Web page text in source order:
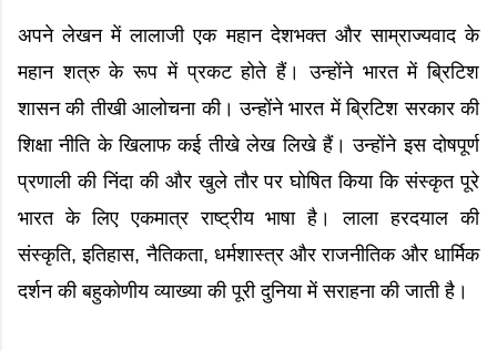
अपने लेखन में लालाजी एक महान देशभक्त और साम्राज्यवाद के
महान शत्रु के रूप में प्रकट होते हैं। उन्होंने भारत में ब्रिटिश
शासन की तीखी आलोचना की। उन्होंने भारत में ब्रिटिश सरकार की
शिक्षा नीति के खिलाफ कई तीखे लेख लिखे हैं। उन्होंने इस दोषपूर्ण
प्रणाली की निंदा की और खुले तौर पर घोषित किया कि संस्कृत पूरे
भारत के लिए एकमात्र राष्ट्रीय भाषा है। लाला हरदयाल की
संस्कृति, इतिहास, नैतिकता, धर्मशास्त्र और राजनीतिक और धार्मिक
दर्शन की बहुकोणीय व्याख्या की पूरी दुनिया में सराहना की जाती है।